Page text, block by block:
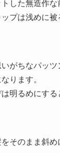
した無造作
プは浅めに被
がちなパッ
ります。
明るめにする
そのまま斜